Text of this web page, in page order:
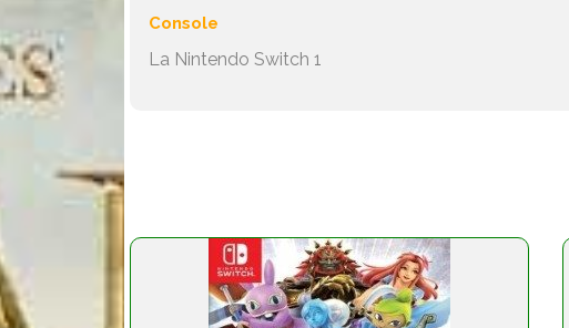
Console
La Nintendo Switch 1